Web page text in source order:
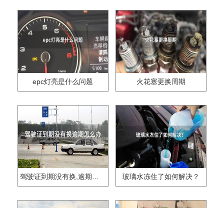
epc灯亮是什么问题 火花塞更换周期
驾驶证到期没有换,逾期怎么办?? 玻璃水冻住了如何解决？